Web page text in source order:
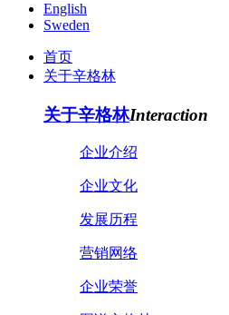
English
Sweden
首页
关于辛格林
关于辛格林Interaction
企业介绍
企业文化
发展历程
营销网络
企业荣誉